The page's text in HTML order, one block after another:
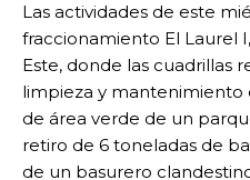
Las actividades de este
fraccionamiento El Laurel
Este, donde las cuadrillas
limpieza y mantenimiento
de área verde de un
retiro de 6 toneladas de
de un basurero